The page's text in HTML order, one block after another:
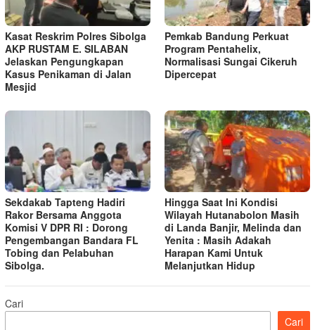
Kasat Reskrim Polres Sibolga
AKP RUSTAM E. SILABAN
Jelaskan Pengungkapan
Kasus Penikaman di Jalan
Mesjid
Pemkab Bandung Perkuat
Program Pentahelix,
Normalisasi Sungai Cikeruh
Dipercepat
Sekdakab Tapteng Hadiri
Rakor Bersama Anggota
Komisi V DPR RI : Dorong
Pengembangan Bandara FL
Tobing dan Pelabuhan
Sibolga.
Hingga Saat Ini Kondisi
Wilayah Hutanabolon Masih
di Landa Banjir, Melinda dan
Yenita : Masih Adakah
Harapan Kami Untuk
Melanjutkan Hidup
Cari
Cari